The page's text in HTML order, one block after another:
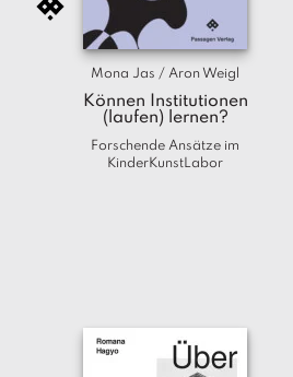
Mona Jas / Aron Weigl
Können Institutionen
(laufen) lernen?
Forschende Ansätze im
KinderKunstLabor